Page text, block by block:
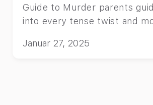
Guide to Murder parents
into every tense twist and
Januar 27, 2025